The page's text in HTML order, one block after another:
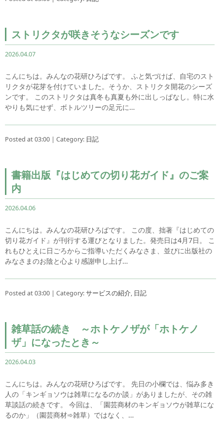
ストリクタが咲きそうなシーズンです
2026.04.07
こんにちは。みんなの花研ひろばです。 ふと気づけば、自宅のスト
リクタが花芽を付けていました。そうか、ストリクタ開花のシーズ
ンです。 このストリクタは真冬も真夏も外に出しっぱなし。特に水
やりも気にせず、ボトルツリーの足元に…
Posted at 03:00 | Category: 日記
書籍出版『はじめての切り花ガイド』のご案
内
2026.04.06
こんにちは。みんなの花研ひろばです。 この度、拙著『はじめての
切り花ガイド』が刊行する運びとなりました。発売日は4月7日。 こ
れもひとえに日ごろからご指導いただくみなさま、並びに出版社の
みなさまのお陰と心より感謝申し上げ…
Posted at 03:00 | Category:サービスの紹介, 日記
雑草話の続き ～ホトケノザが「ホトケノ
ザ」になったとき～
2026.04.03
こんにちは。みんなの花研ひろばです。 先日の小欄では、悩み多き
人の「キンギョソウは雑草になるのか談」がありましたが、その雑
草談話の続きです。 今回は、「園芸商材のキンギョソウが雑草にな
るのか」（園芸商材➾雑草）ではなく、…